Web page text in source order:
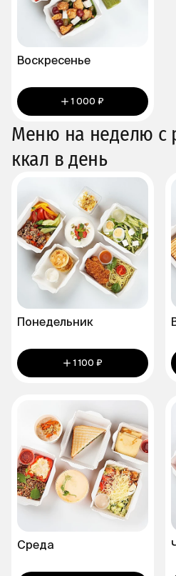
Воскресенье
1 000 ₽
Меню на неделю с
ккал в день
Понедельник
1 100 ₽
Среда